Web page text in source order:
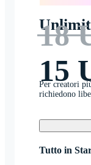
18
15
Per creatori
richiedono
Tutto in